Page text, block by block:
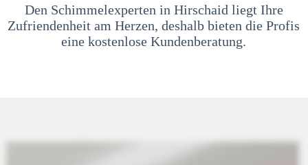
Den Schimmelexperten in Hirschaid liegt Ihre
Zufriendenheit am Herzen, deshalb bieten die Profis
eine kostenlose Kundenberatung.